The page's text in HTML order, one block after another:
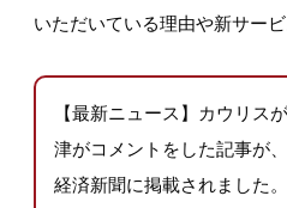
いただいている理由や新サー
【最新ニュース】カウリス
津がコメントをした記事が
経済新聞に掲載されました。